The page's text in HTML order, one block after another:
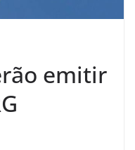
emitir